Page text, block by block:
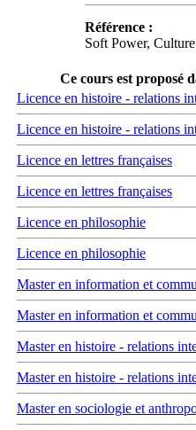
Référence :
Soft Power,
Ce cours est proposé
Licence en histoire - relations
Licence en histoire - relations
Licence en lettres françaises
Licence en lettres françaises
Licence en philosophie
Licence en philosophie
Master en information et
Master en information et
Master en histoire - relations
Master en histoire - relations
Master en sociologie et